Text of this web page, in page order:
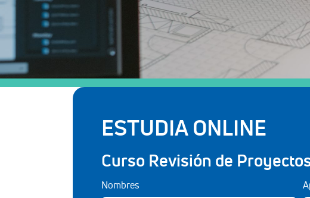
ESTUDIA ONLINE
Curso Revisión de
Nombres